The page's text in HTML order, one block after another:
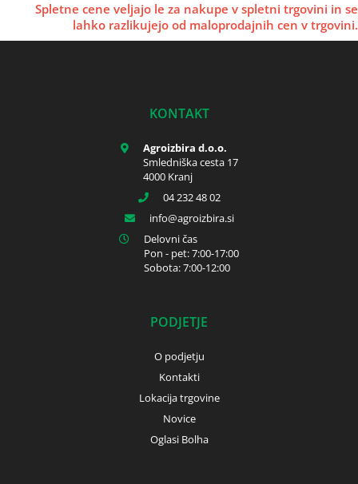
Spletne cene veljajo le za nakupe v spletni trgovini in se
lahko razlikujejo od maloprodajnih cen v trgovini.
KONTAKT
Agroizbira d.o.o.
Smledniška cesta 17
4000 Kranj
04 232 48 02
info
agroizbira.si
Delovni čas
Pon - pet: 7:00-17:00
Sobota: 7:00-12:00
PODJETJE
O podjetju
Kontakti
Lokacija trgovine
Novice
Oglasi Bolha